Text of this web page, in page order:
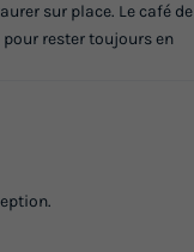
sur place. Le café de
rester toujours en